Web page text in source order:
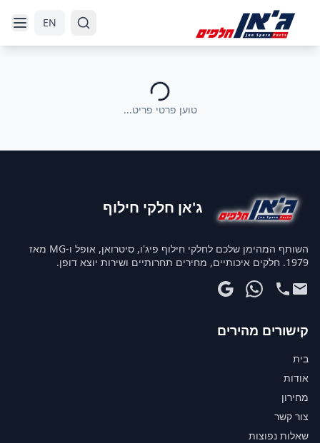
EN
טוען פרטי פריט...
ג'אן חלקי חילוף
השותף המהימן שלכם לחלקי חילוף פיג'ו, סיטרואן, אופל ו-MG מאז
1979. חלקים איכותיים, מחירים תחרותיים ושירות יוצא דופן.
קישורים מהירים
בית
אודות
מחירון
צור קשר
שאלות נפוצות